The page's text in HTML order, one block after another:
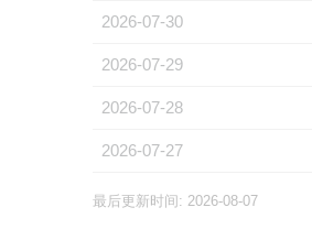
2026-07-30
2026-07-29
2026-07-28
2026-07-27
最后更新时间: 2026-08-07